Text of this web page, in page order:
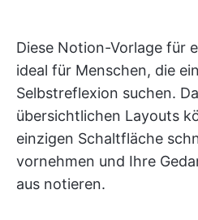
Diese Notion-Vorlage für
ideal für Menschen, die
Selbstreflexion suchen.
übersichtlichen Layouts
einzigen Schaltfläche
vornehmen und Ihre
aus notieren.